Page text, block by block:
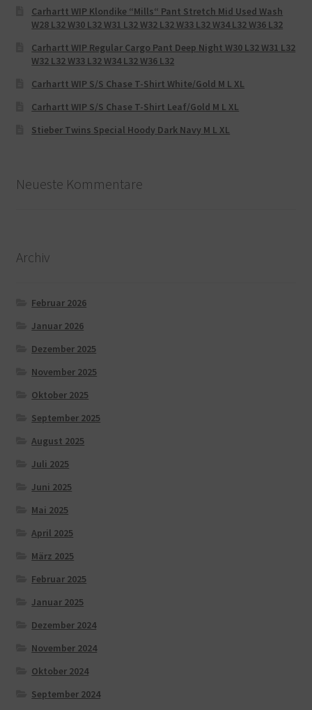
Carhartt WIP Klondike “Mills“ Pant Stretch Mid Used Wash
W28 L32 W30 L32 W31 L32 W32 L32 W33 L32 W34 L32 W36 L32
Carhartt WIP Regular Cargo Pant Deep Night W30 L32 W31 L32
W32 L32 W33 L32 W34 L32 W36 L32
Carhartt WIP S/S Chase T-Shirt White/Gold M L XL
Carhartt WIP S/S Chase T-Shirt Leaf/Gold M L XL
Stieber Twins Special Hoody Dark Navy M L XL
Neueste Kommentare
Archiv
Februar 2026
Januar 2026
Dezember 2025
November 2025
Oktober 2025
September 2025
August 2025
Juli 2025
Juni 2025
Mai 2025
April 2025
März 2025
Februar 2025
Januar 2025
Dezember 2024
November 2024
Oktober 2024
September 2024